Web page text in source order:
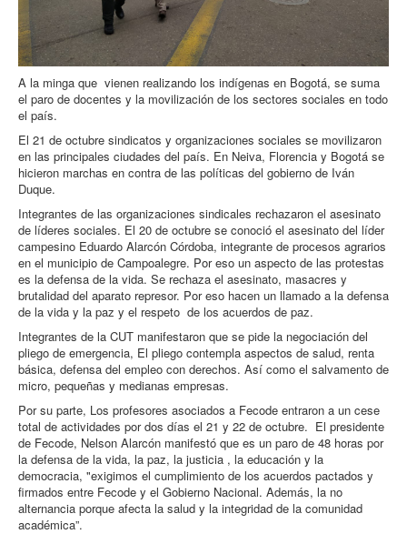
A la minga que vienen realizando los indígenas en Bogotá, se suma
el paro de docentes y la movilización de los sectores sociales en todo
el país.
El 21 de octubre sindicatos y organizaciones sociales se movilizaron
en las principales ciudades del país. En Neiva, Florencia y Bogotá se
hicieron marchas en contra de las políticas del gobierno de Iván
Duque.
Integrantes de las organizaciones sindicales rechazaron el asesinato
de líderes sociales. El 20 de octubre se conoció el asesinato del líder
campesino Eduardo Alarcón Córdoba, integrante de procesos agrarios
en el municipio de Campoalegre. Por eso un aspecto de las protestas
es la defensa de la vida. Se rechaza el asesinato, masacres y
brutalidad del aparato represor. Por eso hacen un llamado a la defensa
de la vida y la paz y el respeto de los acuerdos de paz.
Integrantes de la CUT manifestaron que se pide la negociación del
pliego de emergencia, El pliego contempla aspectos de salud, renta
básica, defensa del empleo con derechos. Así como el salvamento de
micro, pequeñas y medianas empresas.
Por su parte, Los profesores asociados a Fecode entraron a un cese
total de actividades por dos días el 21 y 22 de octubre. El presidente
de Fecode, Nelson Alarcón manifestó que es un paro de 48 horas por
la defensa de la vida, la paz, la justicia , la educación y la
democracia, "exigimos el cumplimiento de los acuerdos pactados y
firmados entre Fecode y el Gobierno Nacional. Además, la no
alternancia porque afecta la salud y la integridad de la comunidad
académica”.